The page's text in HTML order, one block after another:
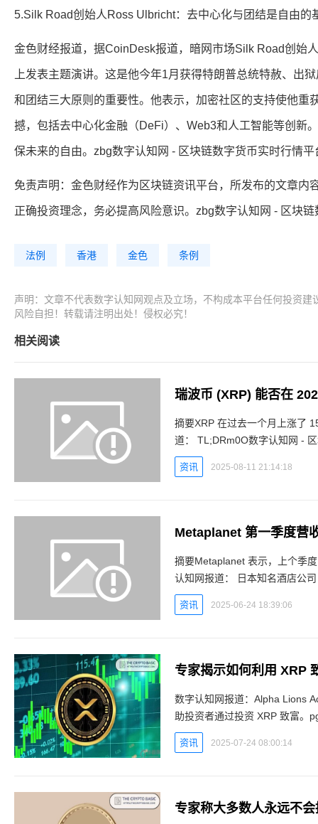
5.Silk Road创始人Ross Ulbricht：去中心化与团结是自由
金色财经报道，据CoinDesk报道，暗网市场Silk Road创始
上发表主题演讲。这是他今年1月获得特朗普总统特赦、出
和团结三大原则的重要性。他表示，加密社区的支持使他重
撼，包括去中心化金融（DeFi）、Web3和人工智能等创新
保未来的自由。zbg数字认知网 - 区块链数字货币实时行情平
免责声明：金色财经作为区块链资讯平台，所发布的文章
正确投资理念，务必提高风险意识。zbg数字认知网 - 区块
法例 香港 金色 条例
声明：文章不代表数字认知网观点及立场，不构成本平台任何投资
风险自担！转载请注明出处！侵权必究！
相关阅读
摘要XRP 在过去一个月上涨了
道： TL;DRm0O数字认知网 - 区块链数字货币实时行情平台 加密货币市场中充斥着对热门资
产的看涨预测，甚至包括一些相
资讯 2025-08-11 21:14:18
Metaplanet 第一季度营
摘要Metaplanet 表示，上个季
认知网报道： 日本知名酒店公司 Metaplanet 近日公布了其2023年第一季度的财务业绩，创
下历史最佳表现。这一成绩主要
资讯 2025-06-24 18:39:06
专家揭示如何利用 XRP
数字认知网报道：Alpha Lions
助投资者通过投资 XRP 致富。
在最近的一段视频中透露了这一
资讯 2025-07-24 08:00:14
专家称大多数人永远不